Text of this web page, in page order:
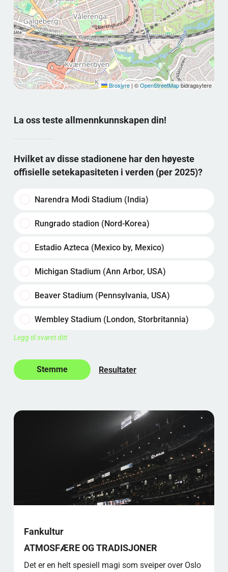
Brosjyre | ©OpenStreetMapbidragsytere
La oss teste allmennkunnskapen din!
Hvilket av disse stadionene har den høyeste
offisielle setekapasiteten i verden (per 2025)?
Narendra Modi Stadium (India)
Rungrado stadion (Nord-Korea)
Estadio Azteca (Mexico by, Mexico)
Michigan Stadium (Ann Arbor, USA)
Beaver Stadium (Pennsylvania, USA)
Wembley Stadium (London, Storbritannia)
Legg til svaret ditt
Resultater
Fankultur
ATMOSFÆRE OG TRADISJONER
Det er en helt spesiell magi som sveiper over Oslo